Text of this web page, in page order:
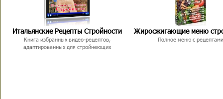
Итальянские Рецепты Стройности
Книга избранных видео-рецептов,
адаптированных для стройнеющих
Жиросжигающие меню
Полное меню с рецептами